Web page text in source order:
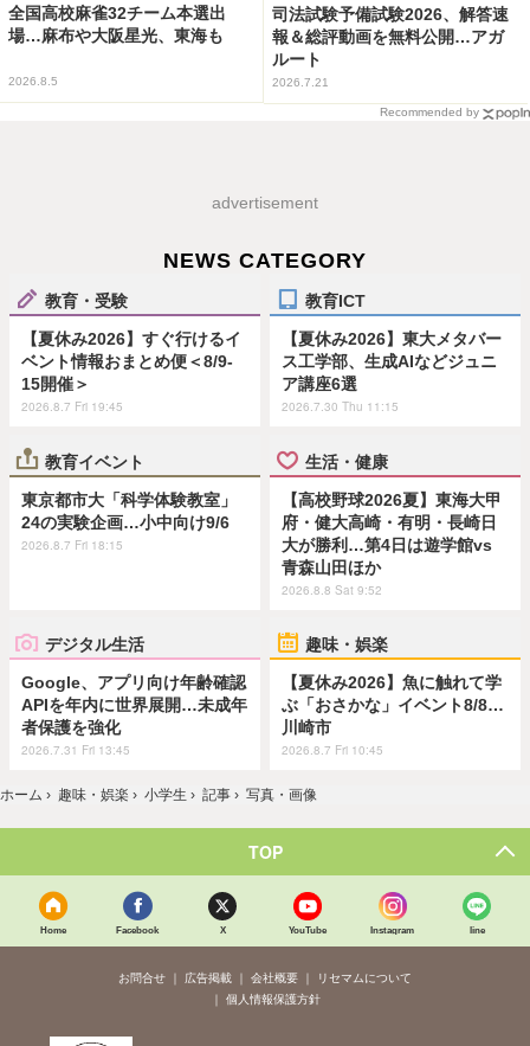
全国高校麻雀32チーム本選出
場…麻布や大阪星光、東海も
2026.8.5
司法試験予備試験2026、解答速
報＆総評動画を無料公開…アガ
ルート
2026.7.21
Recommended by
advertisement
NEWS CATEGORY
教育・受験
【夏休み2026】すぐ行けるイ
ベント情報おまとめ便＜8/9-
15開催＞
2026.8.7 Fri 19:45
教育ICT
【夏休み2026】東大メタバー
ス工学部、生成AIなどジュニ
ア講座6選
2026.7.30 Thu 11:15
教育イベント
東京都市大「科学体験教室」
24の実験企画…小中向け9/6
2026.8.7 Fri 18:15
生活・健康
【高校野球2026夏】東海大甲
府・健大高崎・有明・長崎日
大が勝利…第4日は遊学館vs
青森山田ほか
2026.8.8 Sat 9:52
デジタル生活
Google、アプリ向け年齢確認
APIを年内に世界展開…未成年
者保護を強化
2026.7.31 Fri 13:45
趣味・娯楽
【夏休み2026】魚に触れて学
ぶ「おさかな」イベント8/8…
川崎市
2026.8.7 Fri 10:45
ホーム › 趣味・娯楽 › 小学生 › 記事 › 写真・画像
TOP
Home Facebook X YouTube Instagram line
お問合せ 広告掲載 会社概要
リセマムについて
個人情報保護方針